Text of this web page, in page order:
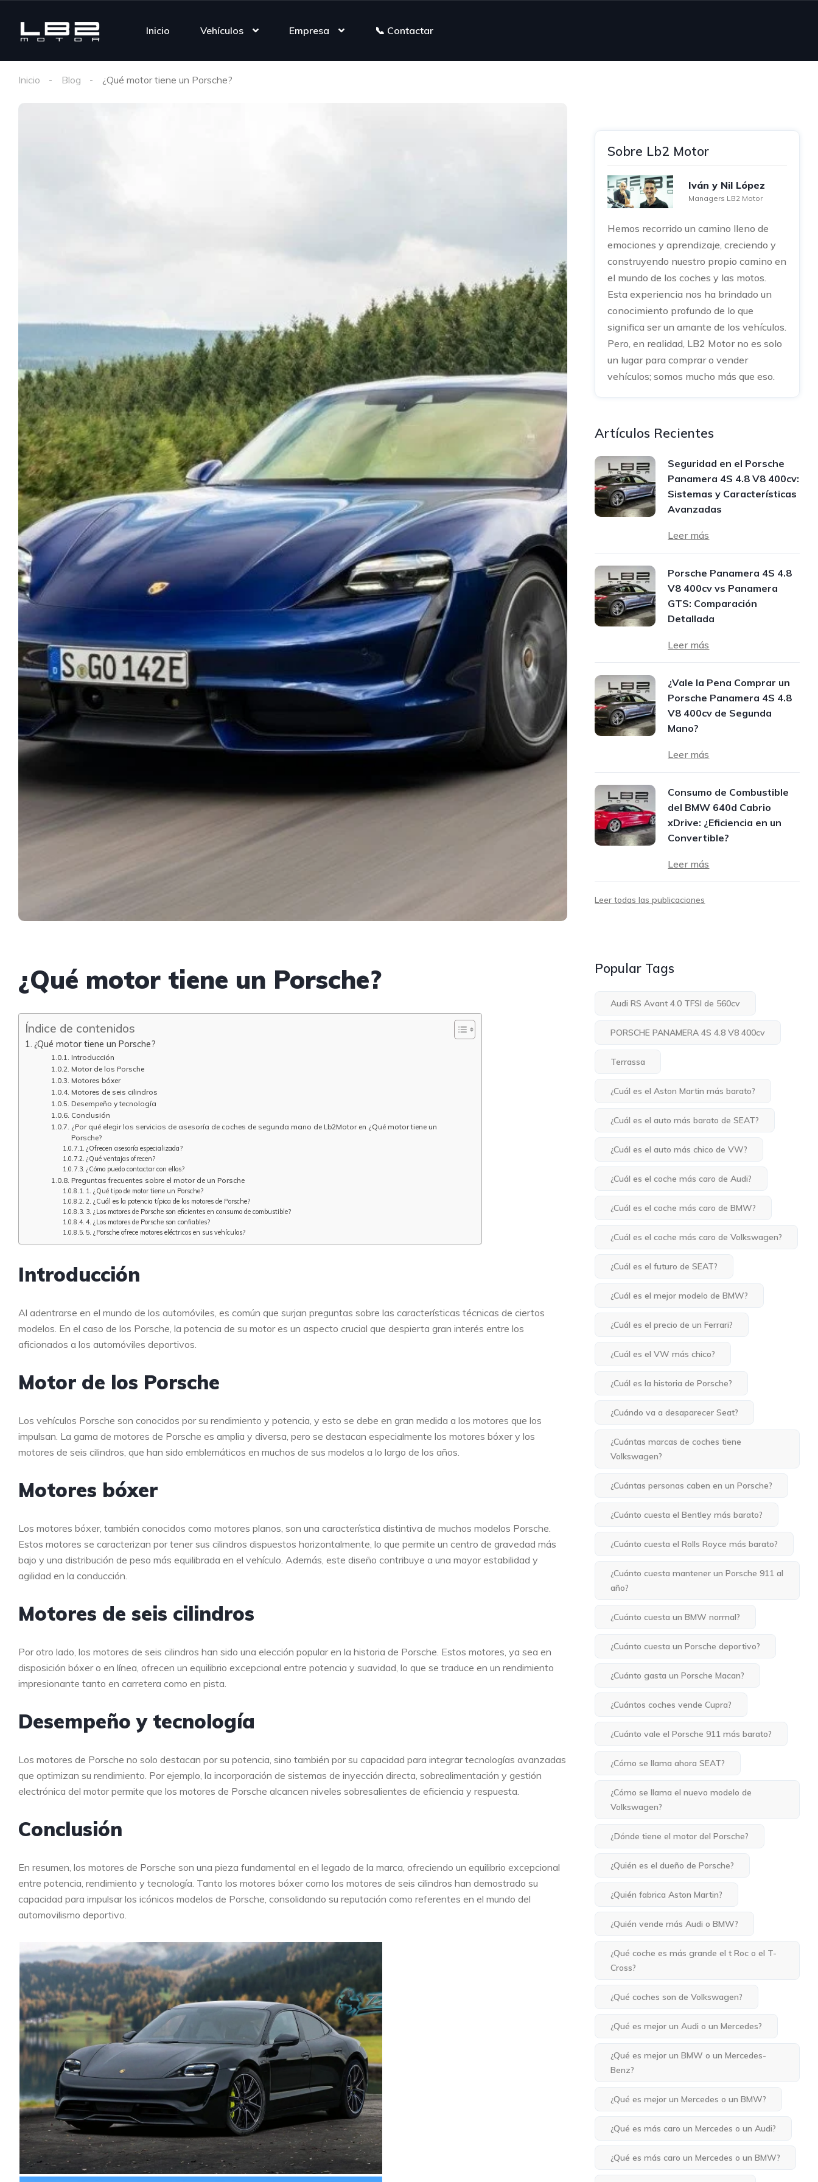
Inicio Vehículos Empresa 📞 Contactar
Inicio Blog ¿Qué motor tiene un Porsche?
¿Qué motor tiene un Porsche?
Índice de contenidos
¿Qué motor tiene un Porsche?
Introducción
Motor de los Porsche
Motores bóxer
Motores de seis cilindros
Desempeño y tecnología
Conclusión
¿Por qué elegir los servicios de asesoría de coches de segunda mano de Lb2Motor en ¿Qué motor tiene un
Porsche?
¿Ofrecen asesoría especializada?
¿Qué ventajas ofrecen?
¿Cómo puedo contactar con ellos?
Preguntas frecuentes sobre el motor de un Porsche
1. ¿Qué tipo de motor tiene un Porsche?
2. ¿Cuál es la potencia típica de los motores de Porsche?
3. ¿Los motores de Porsche son eficientes en consumo de combustible?
4. ¿Los motores de Porsche son confiables?
5. ¿Porsche ofrece motores eléctricos en sus vehículos?
Introducción
Al adentrarse en el mundo de los automóviles, es común que surjan preguntas sobre las características técnicas de ciertos
modelos. En el caso de los Porsche, la potencia de su motor es un aspecto crucial que despierta gran interés entre los
aficionados a los automóviles deportivos.
Motor de los Porsche
Los vehículos Porsche son conocidos por su rendimiento y potencia, y esto se debe en gran medida a los motores que los
impulsan. La gama de motores de Porsche es amplia y diversa, pero se destacan especialmente los motores bóxer y los
motores de seis cilindros, que han sido emblemáticos en muchos de sus modelos a lo largo de los años.
Motores bóxer
Los motores bóxer, también conocidos como motores planos, son una característica distintiva de muchos modelos Porsche.
Estos motores se caracterizan por tener sus cilindros dispuestos horizontalmente, lo que permite un centro de gravedad más
bajo y una distribución de peso más equilibrada en el vehículo. Además, este diseño contribuye a una mayor estabilidad y
agilidad en la conducción.
Motores de seis cilindros
Por otro lado, los motores de seis cilindros han sido una elección popular en la historia de Porsche. Estos motores, ya sea en
disposición bóxer o en línea, ofrecen un equilibrio excepcional entre potencia y suavidad, lo que se traduce en un rendimiento
impresionante tanto en carretera como en pista.
Desempeño y tecnología
Los motores de Porsche no solo destacan por su potencia, sino también por su capacidad para integrar tecnologías avanzadas
que optimizan su rendimiento. Por ejemplo, la incorporación de sistemas de inyección directa, sobrealimentación y gestión
electrónica del motor permite que los motores de Porsche alcancen niveles sobresalientes de eficiencia y respuesta.
Conclusión
En resumen, los motores de Porsche son una pieza fundamental en el legado de la marca, ofreciendo un equilibrio excepcional
entre potencia, rendimiento y tecnología. Tanto los motores bóxer como los motores de seis cilindros han demostrado su
capacidad para impulsar los icónicos modelos de Porsche, consolidando su reputación como referentes en el mundo del
automovilismo deportivo.
Sobre Lb2 Motor
Iván y Nil López
Managers LB2 Motor
Hemos recorrido un camino lleno de
emociones y aprendizaje, creciendo y
construyendo nuestro propio camino en
el mundo de los coches y las motos.
Esta experiencia nos ha brindado un
conocimiento profundo de lo que
significa ser un amante de los vehículos.
Pero, en realidad, LB2 Motor no es solo
un lugar para comprar o vender
vehículos; somos mucho más que eso.
Artículos Recientes
Seguridad en el Porsche
Panamera 4S 4.8 V8 400cv:
Sistemas y Características
Avanzadas
Leer más
Porsche Panamera 4S 4.8
V8 400cv vs Panamera
GTS: Comparación
Detallada
Leer más
¿Vale la Pena Comprar un
Porsche Panamera 4S 4.8
V8 400cv de Segunda
Mano?
Leer más
Consumo de Combustible
del BMW 640d Cabrio
xDrive: ¿Eficiencia en un
Convertible?
Leer más
Leer todas las publicaciones
Popular Tags
Audi RS Avant 4.0 TFSI de 560cv
PORSCHE PANAMERA 4S 4.8 V8 400cv
Terrassa
¿Cuál es el Aston Martin más barato?
¿Cuál es el auto más barato de SEAT?
¿Cuál es el auto más chico de VW?
¿Cuál es el coche más caro de Audi?
¿Cuál es el coche más caro de BMW?
¿Cuál es el coche más caro de Volkswagen?
¿Cuál es el futuro de SEAT?
¿Cuál es el mejor modelo de BMW?
¿Cuál es el precio de un Ferrari?
¿Cuál es el VW más chico?
¿Cuál es la historia de Porsche?
¿Cuándo va a desaparecer Seat?
¿Cuántas marcas de coches tiene
Volkswagen?
¿Cuántas personas caben en un Porsche?
¿Cuánto cuesta el Bentley más barato?
¿Cuánto cuesta el Rolls Royce más barato?
¿Cuánto cuesta mantener un Porsche 911 al
año?
¿Cuánto cuesta un BMW normal?
¿Cuánto cuesta un Porsche deportivo?
¿Cuánto gasta un Porsche Macan?
¿Cuántos coches vende Cupra?
¿Cuánto vale el Porsche 911 más barato?
¿Cómo se llama ahora SEAT?
¿Cómo se llama el nuevo modelo de
Volkswagen?
¿Dónde tiene el motor del Porsche?
¿Quién es el dueño de Porsche?
¿Quién fabrica Aston Martin?
¿Quién vende más Audi o BMW?
¿Qué coche es más grande el t Roc o el T-
Cross?
¿Qué coches son de Volkswagen?
¿Qué es mejor un Audi o un Mercedes?
¿Qué es mejor un BMW o un Mercedes-
Benz?
¿Qué es mejor un Mercedes o un BMW?
¿Qué es más caro un Mercedes o un Audi?
¿Qué es más caro un Mercedes o un BMW?